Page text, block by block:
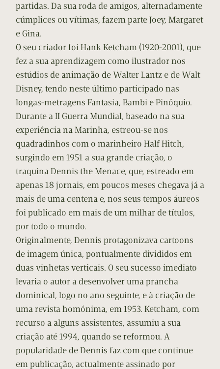
partidas. Da sua roda de amigos, alternadamente
cúmplices ou vítimas, fazem parte Joey, Margaret
e Gina.
O seu criador foi Hank Ketcham (1920-2001), que
fez a sua aprendizagem como ilustrador nos
estúdios de animação de Walter Lantz e de Walt
Disney, tendo neste último participado nas
longas-metragens Fantasia, Bambi e Pinóquio.
Durante a II Guerra Mundial, baseado na sua
experiência na Marinha, estreou-se nos
quadradinhos com o marinheiro Half Hitch,
surgindo em 1951 a sua grande criação, o
traquina Dennis the Menace, que, estreado em
apenas 18 jornais, em poucos meses chegava já a
mais de uma centena e, nos seus tempos áureos
foi publicado em mais de um milhar de títulos,
por todo o mundo.
Originalmente, Dennis protagonizava cartoons
de imagem única, pontualmente divididos em
duas vinhetas verticais. O seu sucesso imediato
levaria o autor a desenvolver uma prancha
dominical, logo no ano seguinte, e à criação de
uma revista homónima, em 1953. Ketcham, com
recurso a alguns assistentes, assumiu a sua
criação até 1994, quando se reformou. A
popularidade de Dennis faz com que continue
em publicação, actualmente assinado por